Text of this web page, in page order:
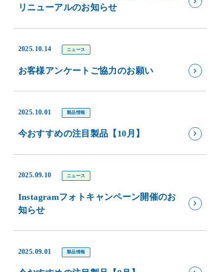
リニューアルのお知らせ
2025.10.14 ニュース
お客様アンケートご協力のお願い
2025.10.01 製品情報
今おすすめの注目製品【10月】
2025.09.10 ニュース
Instagramフォトキャンペーン開催のお
知らせ
2025.09.01 製品情報